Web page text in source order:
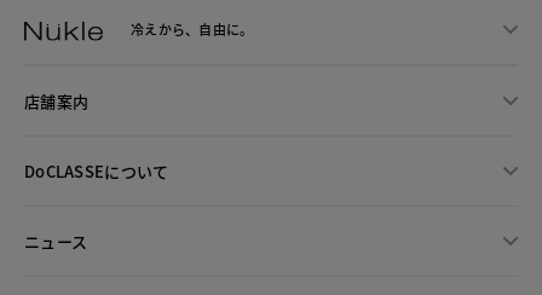
冷えから、 自由に。
店舗案内
DoCLASSEについて
ニュース